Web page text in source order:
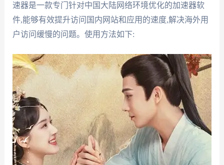
速器是一款专门针对中国大陆网络环境优化的加速器软
件,能够有效提升访问国内网站和应用的速度,解决海外用
户访问缓慢的问题。使用方法如下: